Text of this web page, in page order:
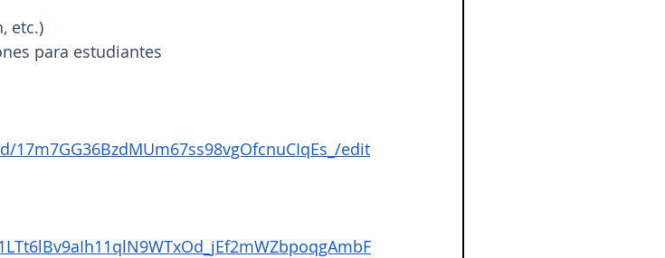
etc.)
para estudiantes
edit